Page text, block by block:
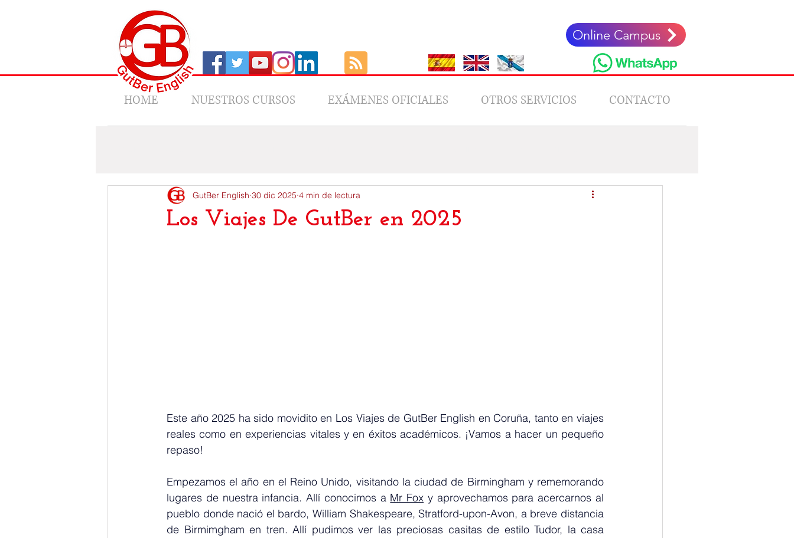
HOME NUESTROS CURSOS EXÁMENES OFICIALES OTROS SERVICIOS CONTACTO
Online Campus
Los Viajes De GutBer en 2025
GutBer English 30 dic 2025 4 min de lectura
Este año 2025 ha sido movidito en Los Viajes de GutBer English en Coruña, tanto en viajes
reales como en experiencias vitales y en éxitos académicos. ¡Vamos a hacer un pequeño
repaso!
Empezamos el año en el Reino Unido, visitando la ciudad de Birmingham y rememorando
lugares de nuestra infancia. Allí conocimos a Mr Fox y aprovechamos para acercarnos al
pueblo donde nació el bardo, William Shakespeare, Stratford-upon-Avon, a breve distancia
de Birmimgham en tren. Allí pudimos ver las preciosas casitas de estilo Tudor, la casa